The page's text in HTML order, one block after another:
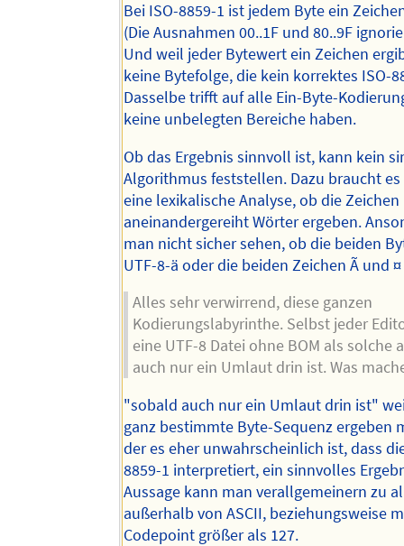
Bei ISO-8859-1 ist jedem Byte ein
(Die Ausnahmen 00..1F und 80..9F
Und weil jeder Bytewert ein Zeichen
keine Bytefolge, die kein korrektes ISO-
Dasselbe trifft auf alle Ein-Byte-
keine unbelegten Bereiche haben.
Ob das Ergebnis sinnvoll ist, kann kein
Algorithmus feststellen. Dazu braucht es
eine lexikalische Analyse, ob die Zeichen
aneinandergereiht Wörter ergeben.
man nicht sicher sehen, ob die beiden
UTF-8-ä oder die beiden Zeichen Ã und
Alles sehr verwirrend, diese ganzen
Kodierungslabyrinthe. Selbst jeder
eine UTF-8 Datei ohne BOM als solche
auch nur ein Umlaut drin ist. Was
"sobald auch nur ein Umlaut drin ist"
ganz bestimmte Byte-Sequenz ergeben
der es eher unwahrscheinlich ist, dass
8859-1 interpretiert, ein sinnvolles
Aussage kann man verallgemeinern zu
außerhalb von ASCII, beziehungsweise
Codepoint größer als 127.